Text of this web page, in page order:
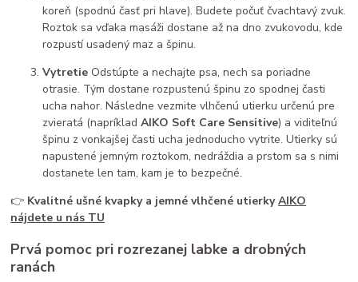
koreň (spodnú časť pri hlave). Budete počuť čvachtavý zvuk.
Roztok sa vďaka masáži dostane až na dno zvukovodu, kde
rozpustí usadený maz a špinu.
Vytretie Odstúpte a nechajte psa, nech sa poriadne
otrasie. Tým dostane rozpustenú špinu zo spodnej časti
ucha nahor. Následne vezmite vlhčenú utierku určenú pre
zvieratá (napríkladAIKO Soft Care Sensitive) a viditeľnú
špinu z vonkajšej časti ucha jednoducho vytrite. Utierky sú
napustené jemným roztokom, nedráždia a prstom sa s nimi
dostanete len tam, kam je to bezpečné.
👉 Kvalitné ušné kvapky a jemné vlhčené utierkyAIKO
nájdete u nás TU
Prvá pomoc pri rozrezanej labke a drobných
ranách